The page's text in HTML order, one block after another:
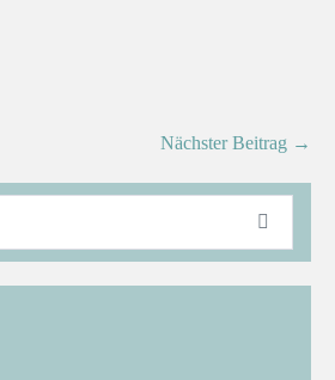
Nächster Beitrag →